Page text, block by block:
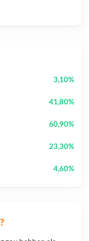
3,10%
41,80%
60,90%
23,30%
4,60%